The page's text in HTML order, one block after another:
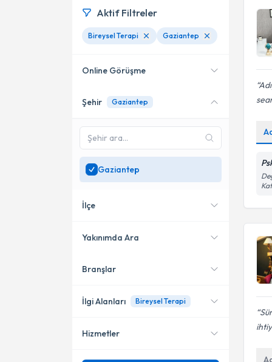
Aktif Filtreler
Bireysel Terapi Gaziantep
Online Görüşme
Online danışmanlık sunan
SadeceGaziantep
bölgesinde uzman ara
Şehir Gaziantep
Gaziantep
İlçe
Şehitkamil
Nizip
Yakınımda Ara
Konumuma yakın uzmanları
Branşlar
Psikoloji
İlgi Alanları Bireysel Terapi
Hizmetler